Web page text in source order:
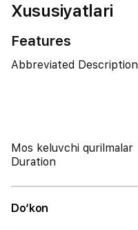
Xususiyatlari
Features
Abbreviated Description
Mos keluvchi qurilmalar
Duration
Do‘kon